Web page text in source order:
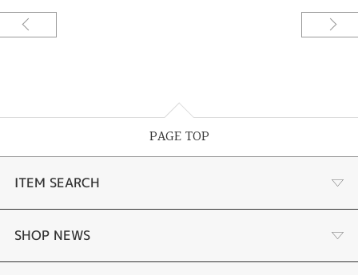
PAGE TOP
ITEM SEARCH
婚約指輪
SHOP NEWS